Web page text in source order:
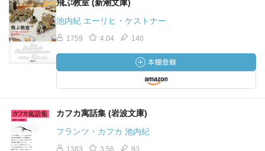
飛ぶ教室 (新潮文庫)
池内紀 エーリヒ・ケストナー
1759 4.04 140
カフカ寓話集 (岩波文庫)
フランツ・カフカ 池内紀
1383 3.56 93